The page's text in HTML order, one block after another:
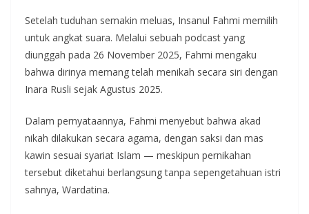
Setelah tuduhan semakin meluas, Insanul Fahmi memilih
untuk angkat suara. Melalui sebuah podcast yang
diunggah pada 26 November 2025, Fahmi mengaku
bahwa dirinya memang telah menikah secara siri dengan
Inara Rusli sejak Agustus 2025.
Dalam pernyataannya, Fahmi menyebut bahwa akad
nikah dilakukan secara agama, dengan saksi dan mas
kawin sesuai syariat Islam — meskipun pernikahan
tersebut diketahui berlangsung tanpa sepengetahuan istri
sahnya, Wardatina.